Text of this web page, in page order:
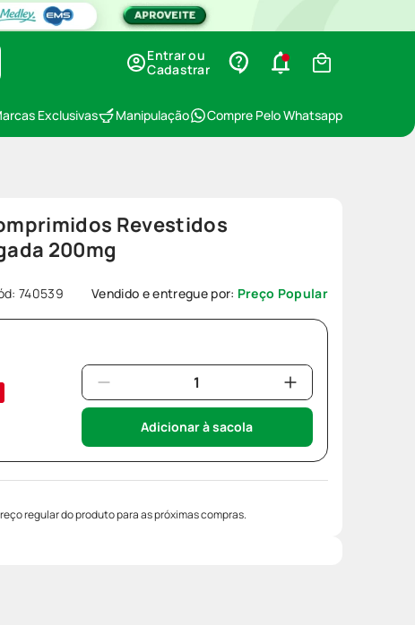
Entrar ou
Cadastrar
Exclusivas Manipulação Compre Pelo Whatsapp
Revestidos
200mg
:740539 Vendido e entregue por: Preço Popular
Adicionar à sacola
regular do produto para as próximas compras.